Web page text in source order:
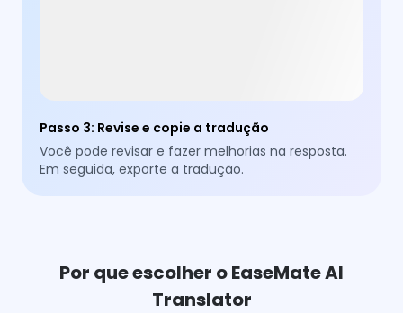
Passo 3: Revise e copie a tradução
Você pode revisar e fazer melhorias na resposta.
Em seguida, exporte a tradução.
Por que escolher o EaseMate AI
Translator